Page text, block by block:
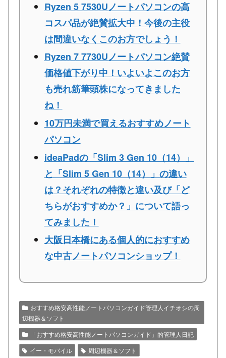
Ryzen 5 7530Uノートパソコンの高
コスパ品が絶賛拡大中！今後の主役
は間違いなくこのお方でしょう！
Ryzen 7 7730Uノートパソコン絶賛
価格値下がり中！いよいよこのお方
も売れ筋筆頭株になってきました
ね！
10万円未満で買えるおすすめノート
パソコン
ideaPadの「Slim 3 Gen 10（14）」
と「Slim 5 Gen 10（14）」の違い
は？それぞれの特徴と違い及び「ど
ちらがおすすめか？」について語っ
てみました！
大阪日本橋にある個人的におすすめ
な中古ノートパソコンショップ！
おすすめ格安高性能ノートパソコンガイド管理人イチオシの周
辺機器＆ソフト
「おすすめ格安高性能ノートパソコンガイド」的管理人日記
イー・モバイル
周辺機器＆ソフト